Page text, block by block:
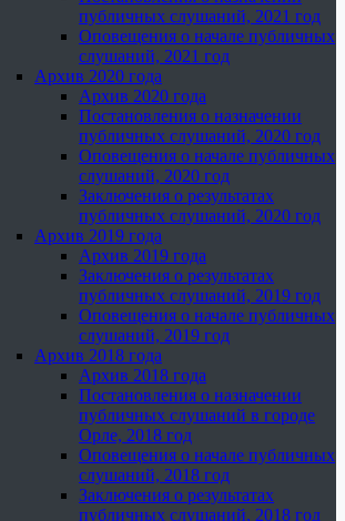
публичных слушаний, 2021 год
Оповещения о начале публичных
слушаний, 2021 год
Архив 2020 года
Архив 2020 года
Постановления о назначении
публичных слушаний, 2020 год
Оповещения о начале публичных
слушаний, 2020 год
Заключения о результатах
публичных слушаний, 2020 год
Архив 2019 года
Архив 2019 года
Заключения о результатах
публичных слушаний, 2019 год
Оповещения о начале публичных
слушаний, 2019 год
Архив 2018 года
Архив 2018 года
Постановления о назначении
публичных слушаний в городе
Орле, 2018 год
Оповещения о начале публичных
слушаний, 2018 год
Заключения о результатах
публичных слушаний, 2018 год